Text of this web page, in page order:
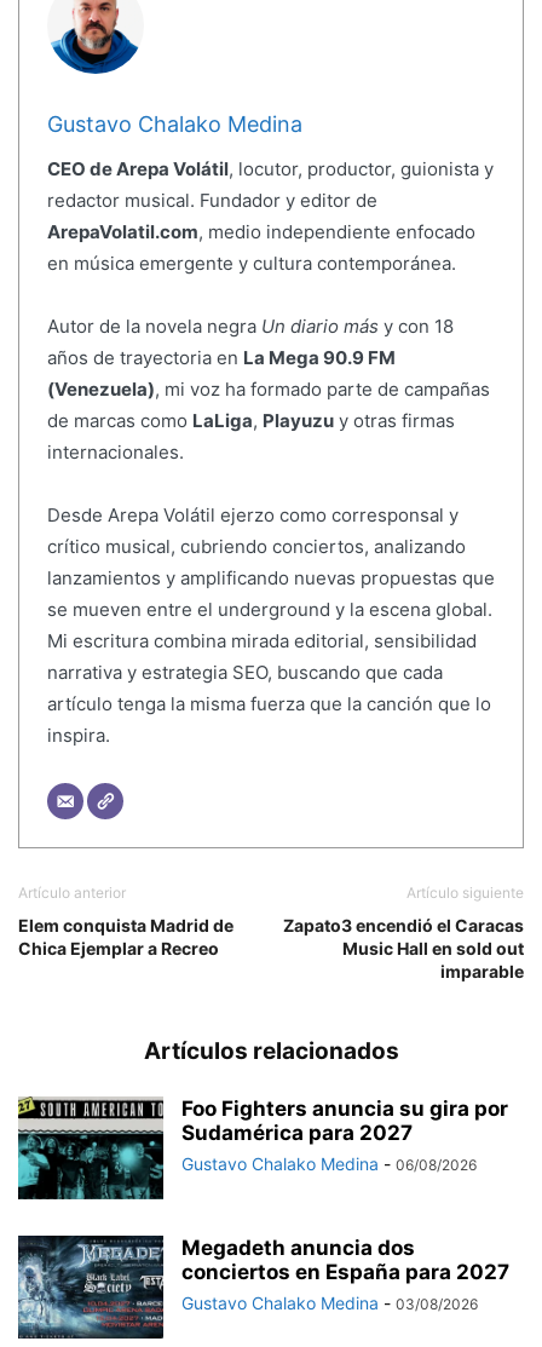
Gustavo Chalako Medina
CEO de Arepa Volátil, locutor, productor, guionista y
redactor musical. Fundador y editor de
ArepaVolatil.com, medio independiente enfocado
en música emergente y cultura contemporánea.
Autor de la novela negra Un diario más y con 18
años de trayectoria en La Mega 90.9 FM
(Venezuela), mi voz ha formado parte de campañas
de marcas como LaLiga, Playuzuy otras firmas
internacionales.
Desde Arepa Volátil ejerzo como corresponsal y
crítico musical, cubriendo conciertos, analizando
lanzamientos y amplificando nuevas propuestas que
se mueven entre el underground y la escena global.
Mi escritura combina mirada editorial, sensibilidad
narrativa y estrategia SEO, buscando que cada
artículo tenga la misma fuerza que la canción que lo
inspira.
Artículo anterior
Elem conquista Madrid de
Chica Ejemplar a Recreo
Artículo siguiente
Zapato3 encendió el Caracas
Music Hall en sold out
imparable
Artículos relacionados
Foo Fighters anuncia su gira por
Sudamérica para 2027
Gustavo Chalako Medina - 06/08/2026
Megadeth anuncia dos
conciertos en España para 2027
Gustavo Chalako Medina - 03/08/2026